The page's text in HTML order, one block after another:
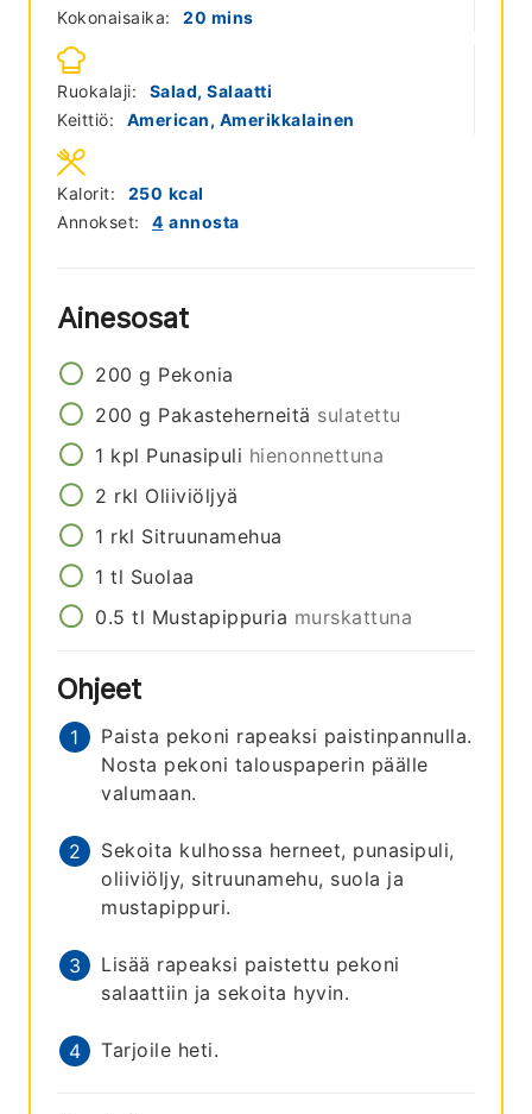
Kokonaisaika:
20 minutes
mins
Ruokalaji:
Salad, Salaatti
Keittiö:
American, Amerikkalainen
Annokset: 4 annosta
Kalorit: 250 kcal
Ainesosat
200 g Pekonia
200 g Pakasteherneitä sulatettu
1 kpl Punasipuli hienonnettuna
2 rkl Oliiviöljyä
1 rkl Sitruunamehua
1 tl Suolaa
0.5 tl Mustapippuria murskattuna
Ohjeet
Paista pekoni rapeaksi paistinpannulla.
Nosta pekoni talouspaperin päälle
valumaan.
Sekoita kulhossa herneet, punasipuli,
oliiviöljy, sitruunamehu, suola ja
mustapippuri.
Lisää rapeaksi paistettu pekoni
salaattiin ja sekoita hyvin.
Tarjoile heti.